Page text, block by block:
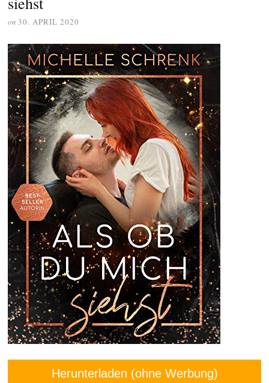
on 30. APRIL 2020
Herunterladen (ohne Werbung)